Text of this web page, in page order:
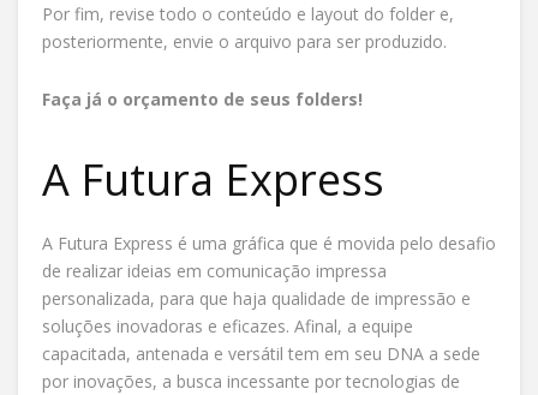
Por fim, revise todo o conteúdo e layout do folder e,
posteriormente, envie o arquivo para ser produzido.
Faça já o orçamento de seus folders!
A Futura Express
A Futura Express é uma gráfica que é movida pelo desafio
de realizar ideias em comunicação impressa
personalizada, para que haja qualidade de impressão e
soluções inovadoras e eficazes. Afinal, a equipe
capacitada, antenada e versátil tem em seu DNA a sede
por inovações, a busca incessante por tecnologias de